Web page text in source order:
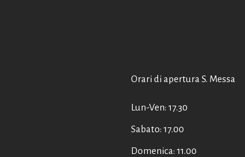
Orari di apertura S. Messa
Lun-Ven: 17.30
Sabato: 17.00
Domenica: 11.00